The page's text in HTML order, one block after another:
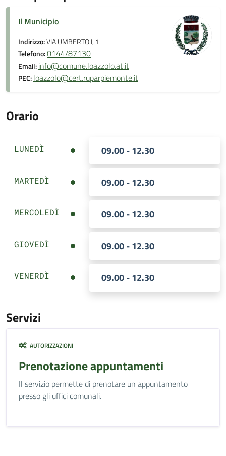
Il Municipio
Indirizzo:VIA UMBERTO I, 1
Telefono:0144/87130
Email:info@comune.loazzolo.at.it
PEC:loazzolo@cert.ruparpiemonte.it
Orario
LUNEDÌ 09.00 - 12.30
MARTEDÌ 09.00 - 12.30
MERCOLEDÌ 09.00 - 12.30
GIOVEDÌ 09.00 - 12.30
VENERDÌ 09.00 - 12.30
Servizi
AUTORIZZAZIONI
Prenotazione appuntamenti
Il servizio permette di prenotare un appuntamento
presso gli uffici comunali.